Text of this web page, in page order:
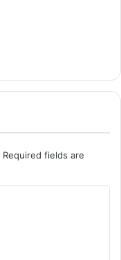
Required fields are